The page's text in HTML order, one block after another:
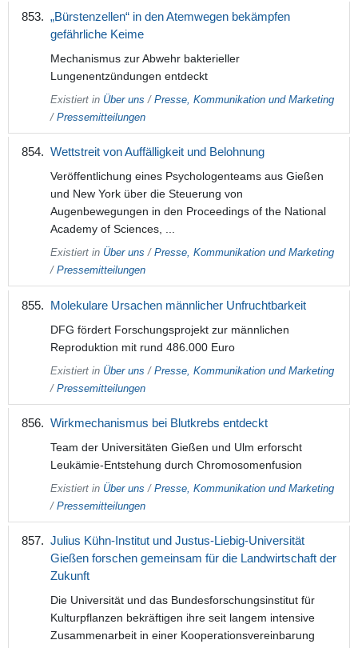
„Bürstenzellen“ in den Atemwegen bekämpfen
gefährliche Keime
Mechanismus zur Abwehr bakterieller
Lungenentzündungen entdeckt
Existiert in Über uns / Presse, Kommunikation und Marketing
/ Pressemitteilungen
Wettstreit von Auffälligkeit und Belohnung
Veröffentlichung eines Psychologenteams aus Gießen
und New York über die Steuerung von
Augenbewegungen in den Proceedings of the National
Academy of Sciences, ...
Existiert in Über uns / Presse, Kommunikation und Marketing
/ Pressemitteilungen
Molekulare Ursachen männlicher Unfruchtbarkeit
DFG fördert Forschungsprojekt zur männlichen
Reproduktion mit rund 486.000 Euro
Existiert in Über uns / Presse, Kommunikation und Marketing
/ Pressemitteilungen
Wirkmechanismus bei Blutkrebs entdeckt
Team der Universitäten Gießen und Ulm erforscht
Leukämie-Entstehung durch Chromosomenfusion
Existiert in Über uns / Presse, Kommunikation und Marketing
/ Pressemitteilungen
Julius Kühn-Institut und Justus-Liebig-Universität
Gießen forschen gemeinsam für die Landwirtschaft der
Zukunft
Die Universität und das Bundesforschungsinstitut für
Kulturpflanzen bekräftigen ihre seit langem intensive
Zusammenarbeit in einer Kooperationsvereinbarung